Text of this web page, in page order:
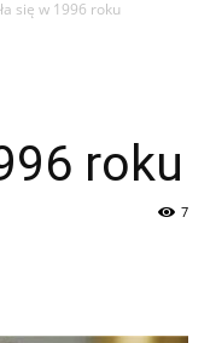
się w 1996 roku
roku
7